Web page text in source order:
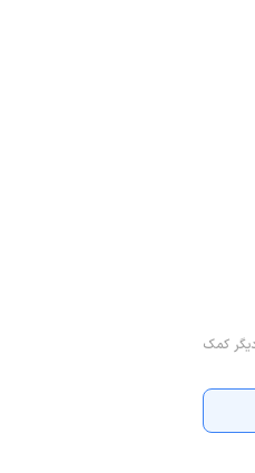
دیگر کمک